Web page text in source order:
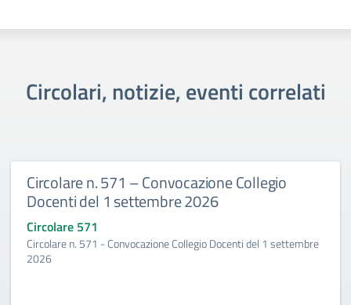
Circolari, notizie, eventi correlati
Circolare n. 571 – Convocazione Collegio
Docenti del 1 settembre 2026
Circolare 571
Circolare n. 571 - Convocazione Collegio Docenti del 1 settembre
2026